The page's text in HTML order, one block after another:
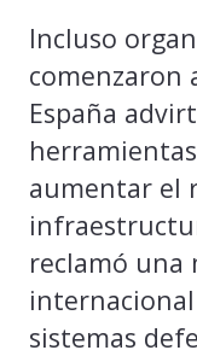
Incluso
comenzaron
España
aumentar el
reclamó una
sistemas